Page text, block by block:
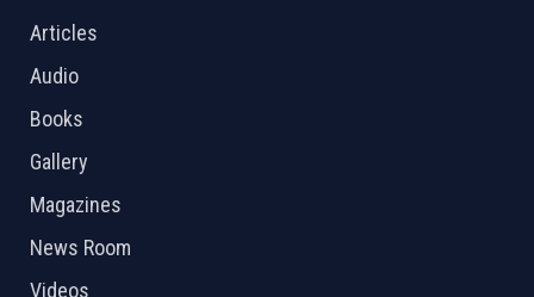
Articles
Audio
Books
Gallery
Magazines
News Room
Videos